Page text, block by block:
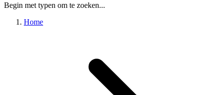
Begin met typen om te zoeken...
Home